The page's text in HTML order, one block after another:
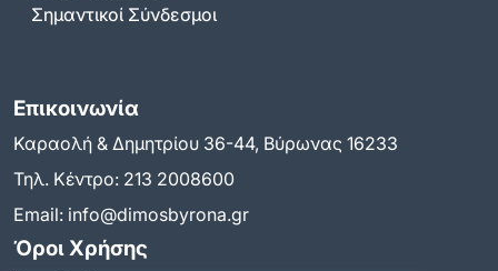
Σημαντικοί Σύνδεσμοι
Επικοινωνία
Καραολή & Δημητρίου 36-44, Βύρωνας 16233
Τηλ. Κέντρο: 213 2008600
Email: info@dimosbyrona.gr
Όροι Χρήσης